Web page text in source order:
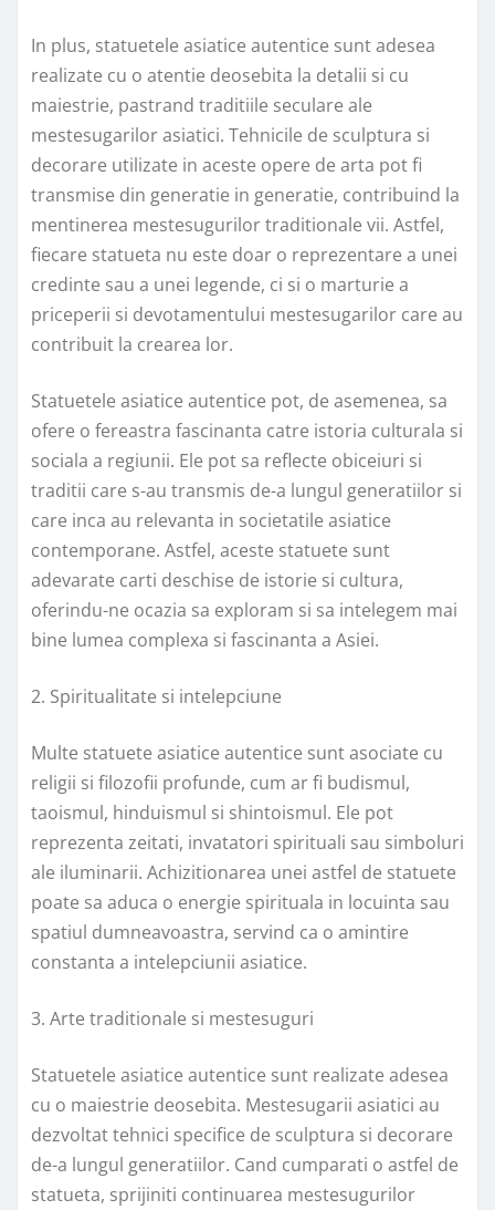
In plus, statuetele asiatice autentice sunt adesea
realizate cu o atentie deosebita la detalii si cu
maiestrie, pastrand traditiile seculare ale
mestesugarilor asiatici. Tehnicile de sculptura si
decorare utilizate in aceste opere de arta pot fi
transmise din generatie in generatie, contribuind la
mentinerea mestesugurilor traditionale vii. Astfel,
fiecare statueta nu este doar o reprezentare a unei
credinte sau a unei legende, ci si o marturie a
priceperii si devotamentului mestesugarilor care au
contribuit la crearea lor.
Statuetele asiatice autentice pot, de asemenea, sa
ofere o fereastra fascinanta catre istoria culturala si
sociala a regiunii. Ele pot sa reflecte obiceiuri si
traditii care s-au transmis de-a lungul generatiilor si
care inca au relevanta in societatile asiatice
contemporane. Astfel, aceste statuete sunt
adevarate carti deschise de istorie si cultura,
oferindu-ne ocazia sa exploram si sa intelegem mai
bine lumea complexa si fascinanta a Asiei.
2. Spiritualitate si intelepciune
Multe statuete asiatice autentice sunt asociate cu
religii si filozofii profunde, cum ar fi budismul,
taoismul, hinduismul si shintoismul. Ele pot
reprezenta zeitati, invatatori spirituali sau simboluri
ale iluminarii. Achizitionarea unei astfel de statuete
poate sa aduca o energie spirituala in locuinta sau
spatiul dumneavoastra, servind ca o amintire
constanta a intelepciunii asiatice.
3. Arte traditionale si mestesuguri
Statuetele asiatice autentice sunt realizate adesea
cu o maiestrie deosebita. Mestesugarii asiatici au
dezvoltat tehnici specifice de sculptura si decorare
de-a lungul generatiilor. Cand cumparati o astfel de
statueta, sprijiniti continuarea mestesugurilor